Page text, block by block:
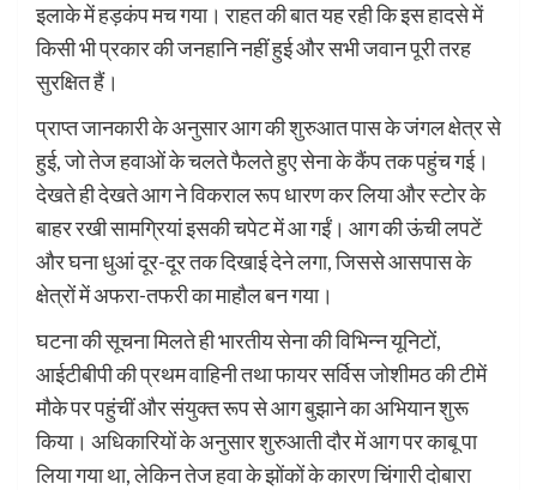
इलाके में हड़कंप मच गया। राहत की बात यह रही कि इस हादसे में
किसी भी प्रकार की जनहानि नहीं हुई और सभी जवान पूरी तरह
सुरक्षित हैं।
प्राप्त जानकारी के अनुसार आग की शुरुआत पास के जंगल क्षेत्र से
हुई, जो तेज हवाओं के चलते फैलते हुए सेना के कैंप तक पहुंच गई।
देखते ही देखते आग ने विकराल रूप धारण कर लिया और स्टोर के
बाहर रखी सामग्रियां इसकी चपेट में आ गईं। आग की ऊंची लपटें
और घना धुआं दूर-दूर तक दिखाई देने लगा, जिससे आसपास के
क्षेत्रों में अफरा-तफरी का माहौल बन गया।
घटना की सूचना मिलते ही भारतीय सेना की विभिन्न यूनिटों,
आईटीबीपी की प्रथम वाहिनी तथा फायर सर्विस जोशीमठ की टीमें
मौके पर पहुंचीं और संयुक्त रूप से आग बुझाने का अभियान शुरू
किया। अधिकारियों के अनुसार शुरुआती दौर में आग पर काबू पा
लिया गया था, लेकिन तेज हवा के झोंकों के कारण चिंगारी दोबारा